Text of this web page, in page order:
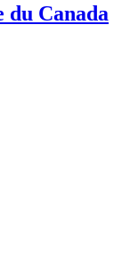
du Canada